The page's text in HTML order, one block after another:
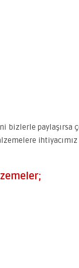
bizlerle paylaşırsa